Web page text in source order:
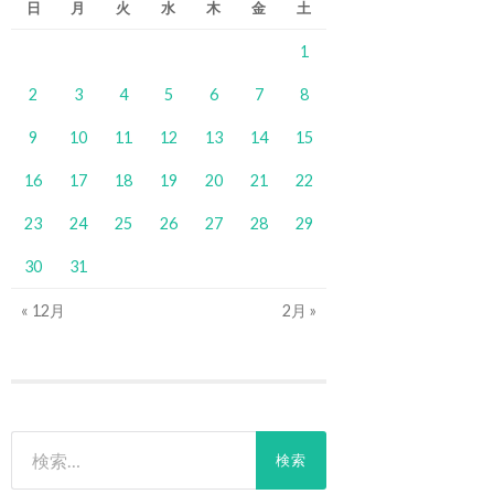
日 月 火 水 木 金 土
1
2 3 4 5 6 7 8
9 10 11 12 13 14 15
16 17 18 19 20 21 22
23 24 25 26 27 28 29
30 31
« 12月 2月 »